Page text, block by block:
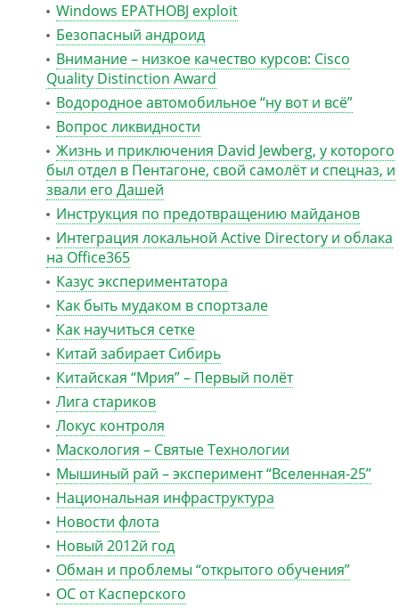
Windows EPATHOBJ exploit
Безопасный андроид
Внимание – низкое качество курсов: Cisco
Quality Distinction Award
Водородное автомобильное “ну вот и всё”
Вопрос ликвидности
Жизнь и приключения David Jewberg, у которого
был отдел в Пентагоне, свой самолёт и спецназ, и
звали его Дашей
Инструкция по предотвращению майданов
Интеграция локальной Active Directory и облака
на Office365
Казус экспериментатора
Как быть мудаком в спортзале
Как научиться сетке
Китай забирает Сибирь
Китайская “Мрия” – Первый полёт
Лига стариков
Локус контроля
Маскология – Святые Технологии
Мышиный рай – эксперимент “Вселенная-25”
Национальная инфраструктура
Новости флота
Новый 2012й год
Обман и проблемы “открытого обучения”
ОС от Касперского